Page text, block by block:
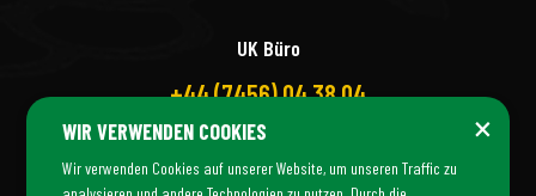
UK Büro
+44 (7456) 04 38 04
×
WIR VERWENDEN COOKIES
Wir verwenden Cookies auf unserer Website, um unseren Traffic zu